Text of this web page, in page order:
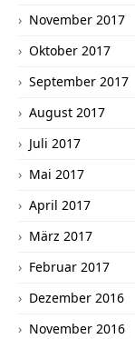
November 2017
Oktober 2017
September 2017
August 2017
Juli 2017
Mai 2017
April 2017
März 2017
Februar 2017
Dezember 2016
November 2016